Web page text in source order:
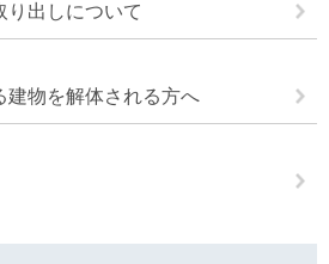
り出しについて
建物を解体される方へ